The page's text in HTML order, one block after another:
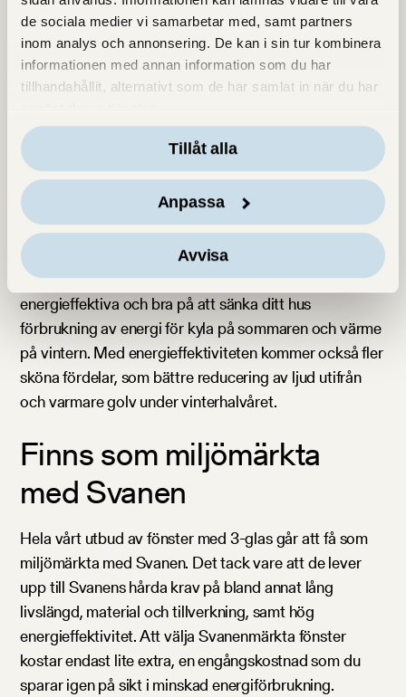
de sociala medier vi samarbetar med, samt partners
inom analys och annonsering. De kan i sin tur kombinera
informationen med annan information som du har
tillhandahållit, alternativt som de har samlat in när du har
Tillåt alla
Anpassa
Avvisa
Energieffektiva fönster
Alla våra fönster med 3-glas isolerruta är
energieffektiva och bra på att sänka ditt hus
förbrukning av energi för kyla på sommaren och värme
på vintern. Med energieffektiviteten kommer också fler
sköna fördelar, som bättre reducering av ljud utifrån
och varmare golv under vinterhalvåret.
Finns som miljömärkta
med Svanen
Hela vårt utbud av fönster med 3-glas går att få som
miljömärkta med Svanen. Det tack vare att de lever
upp till Svanens hårda krav på bland annat lång
livslängd, material och tillverkning, samt hög
energieffektivitet. Att välja Svanenmärkta fönster
kostar endast lite extra, en engångskostnad som du
sparar igen på sikt i minskad energiförbrukning.